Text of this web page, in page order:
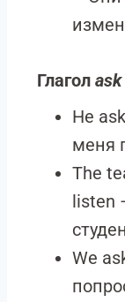
Глагол ask
He
меня
The
listen
We